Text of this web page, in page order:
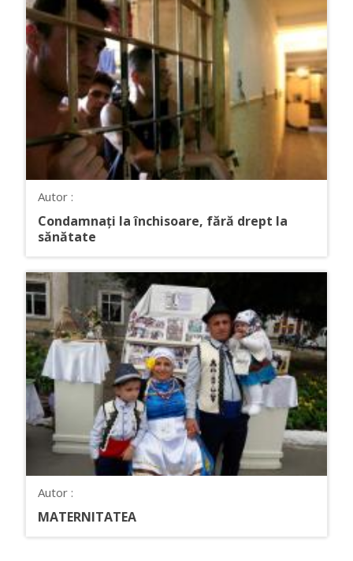
Autor :
Condamnați la închisoare, fără drept la
sănătate
Autor :
MATERNITATEA